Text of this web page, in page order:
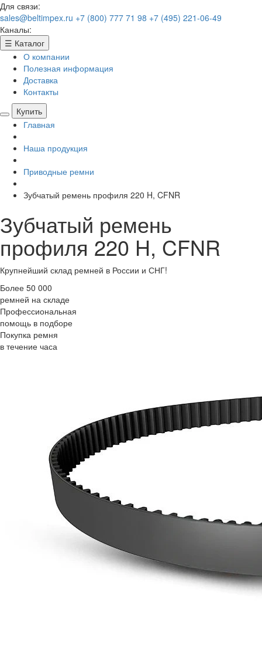
Для связи:
sales@beltimpex.ru +7 (800) 777 71 98 +7 (495) 221-06-49
Каналы:
☰ Каталог
О компании
Полезная информация
Доставка
Контакты
Купить
Главная
Наша продукция
Приводные ремни
Зубчатый ремень профиля 220 H, CFNR
Зубчатый ремень
профиля 220 H, CFNR
Крупнейший склад ремней в России и СНГ!
Более 50 000
ремней на складе
Профессиональная
помощь в подборе
Покупка ремня
в течение часа